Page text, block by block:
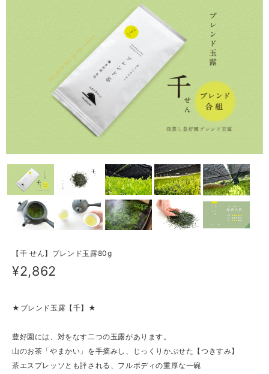
【千 せん】ブレンド玉露80g
¥2,862
★ブレンド玉露【千】★
豊好園には、対をなす二つの玉露があります。
山のお茶「やまかい」を手摘みし、じっくりかぶせた【つきすみ】
茶エスプレッソとも評される、フルボディの重厚な一碗